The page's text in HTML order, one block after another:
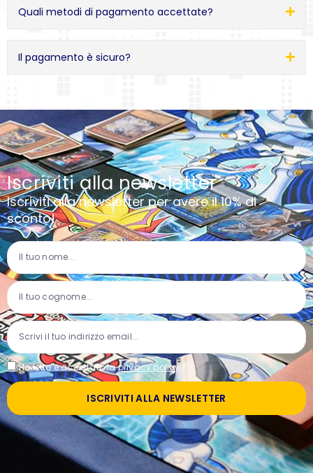
Quali metodi di pagamento accettate?
Il pagamento è sicuro?
Iscriviti alla newsletter
Iscriviti alla newsletter per avere il 10% di
sconto!
Ho letto e accettato laprivacy policy *
ISCRIVITI ALLA NEWSLETTER